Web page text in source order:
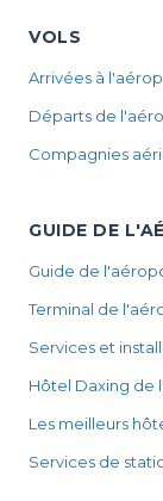
VOLS
Arrivées à
Départs de
Compagnies
GUIDE DE
Guide de
Terminal de
Services et
Hôtel Daxing de
Les meilleurs
Services de